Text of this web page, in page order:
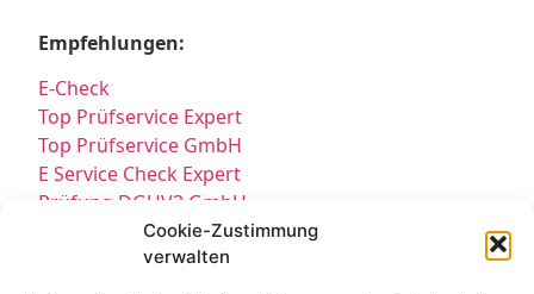
Cookie-Zustimmung
verwalten
Empfehlungen:
E-Check
Top Prüfservice Expert
Top Prüfservice GmbH
E Service Check Expert
Prüfung DGUV3 GmbH
Sicherheitsprüfungen Partners
Sicherheitsprüfungen Expert